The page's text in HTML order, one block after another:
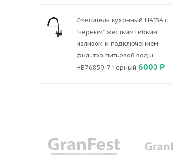
Смеситель кухонный HAIBA с
"черным" жестким гибким
изливом и подключением
фильтра питьевой воды
HB76859-7 Черный 6000 Р